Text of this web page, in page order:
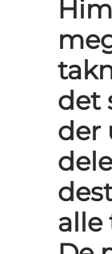
det
der
alle